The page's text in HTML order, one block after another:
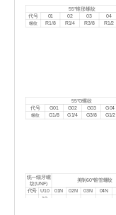
55°锥形螺纹
代号
01 02 03 04
螺纹 R1/8 R1/4 R3/8 R1/2
55°G螺纹
代号 G01 G02 G03 G04
螺纹 G1/8 G1/4 G3/8 G1/2
统一细牙螺
纹(UNF)
美制60°锥管螺纹
代号 U10 01N 02N 03N 04N
10-